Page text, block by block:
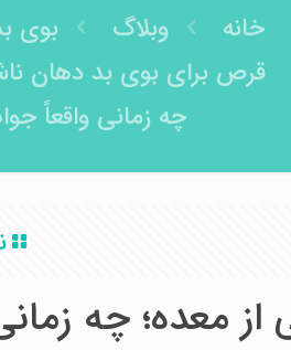
خانه وبلاگ
بوی
قرص برای بوی بد دهان
چه زمانی واقعاً
معده؛ چه